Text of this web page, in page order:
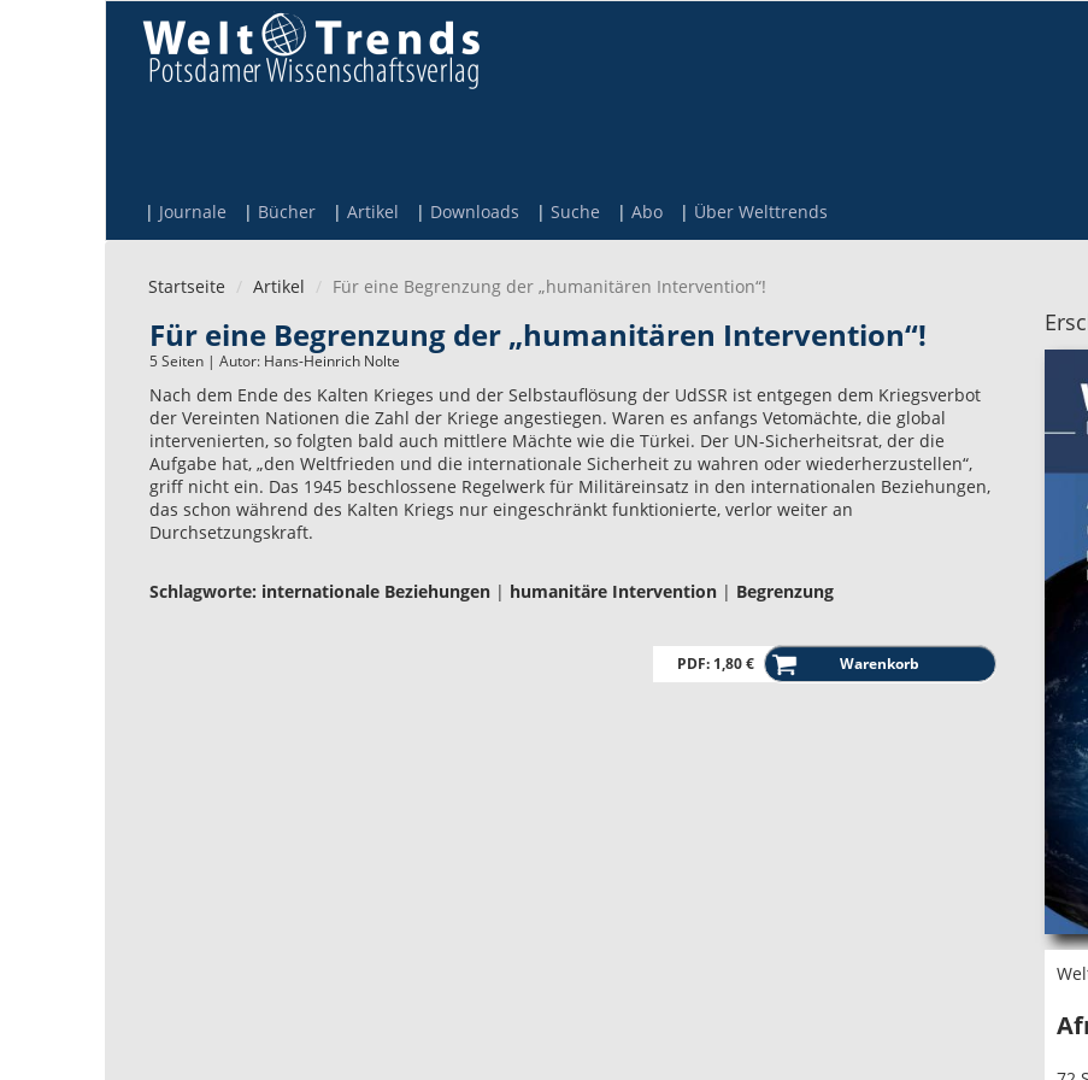
Journale Bücher Artikel Downloads Suche Abo Über Welttrends
Startseite Artikel Für eine Begrenzung der „humanitären Intervention“!
Für eine Begrenzung der „humanitären Intervention“!
5 Seiten | Autor: Hans-Heinrich Nolte
Nach dem Ende des Kalten Krieges und der Selbstauflösung der UdSSR ist entgegen dem Kriegsverbot
der Vereinten Nationen die Zahl der Kriege angestiegen. Waren es anfangs Vetomächte, die global
intervenierten, so folgten bald auch mittlere Mächte wie die Türkei. Der UN-Sicherheitsrat, der die
Aufgabe hat, „den Weltfrieden und die internationale Sicherheit zu wahren oder wiederherzustellen“,
griff nicht ein. Das 1945 beschlossene Regelwerk für Militäreinsatz in den internationalen Beziehungen,
das schon während des Kalten Kriegs nur eingeschränkt funktionierte, verlor weiter an
Durchsetzungskraft.
Schlagworte: internationale Beziehungen | humanitäre Intervention | Begrenzung
PDF: 1,80 €